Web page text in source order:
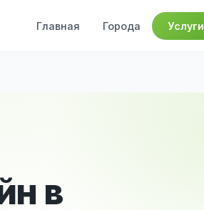
Главная Города Услуги
в